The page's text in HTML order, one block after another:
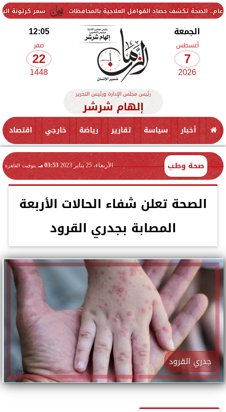
سعر كرتونة البيض في بورصة
الجمعة
أغسطس
7
2026
12:05
صفر
22
1448
رئيس مجلس الإدارة ورئيس التحرير
إلهام شرشر
أخبار سياسة تقارير رياضة خارجي اقتصاد
صحة وطب الأربعاء، 25 يناير 2023 03:53 مـ بتوقيت القاهرة
الصحة تعلن شفاء الحالات الأربعة
المصابة بجدري القرود
جدري القرود